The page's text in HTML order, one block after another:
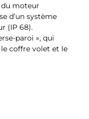
du moteur
d’un système
(IP 68).
paroi », qui
coffre volet et le